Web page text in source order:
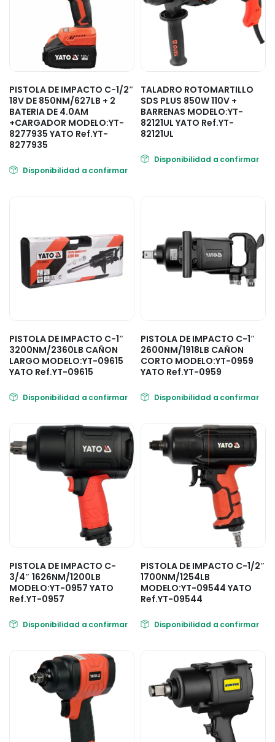
PISTOLA DE IMPACTO C-1/2″
18V DE 850NM/627LB + 2
BATERIA DE 4.0AM
+CARGADOR MODELO:YT-
8277935 YATO Ref.YT-
8277935
Disponibilidad a confirmar
TALADRO ROTOMARTILLO
SDS PLUS 850W 110V +
BARRENAS MODELO:YT-
82121UL YATO Ref.YT-
82121UL
Disponibilidad a confirmar
PISTOLA DE IMPACTO C-1″
3200NM/2360LB CAÑON
LARGO MODELO:YT-09615
YATO Ref.YT-09615
Disponibilidad a confirmar
PISTOLA DE IMPACTO C-1″
2600NM/1918LB CAÑON
CORTO MODELO:YT-0959
YATO Ref.YT-0959
Disponibilidad a confirmar
PISTOLA DE IMPACTO C-
3/4″ 1626NM/1200LB
MODELO:YT-0957 YATO
Ref.YT-0957
Disponibilidad a confirmar
PISTOLA DE IMPACTO C-1/2″
1700NM/1254LB
MODELO:YT-09544 YATO
Ref.YT-09544
Disponibilidad a confirmar